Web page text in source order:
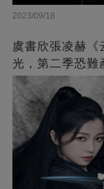
2023/09/18
虞書欣張凌赫《
光，第二季恐難